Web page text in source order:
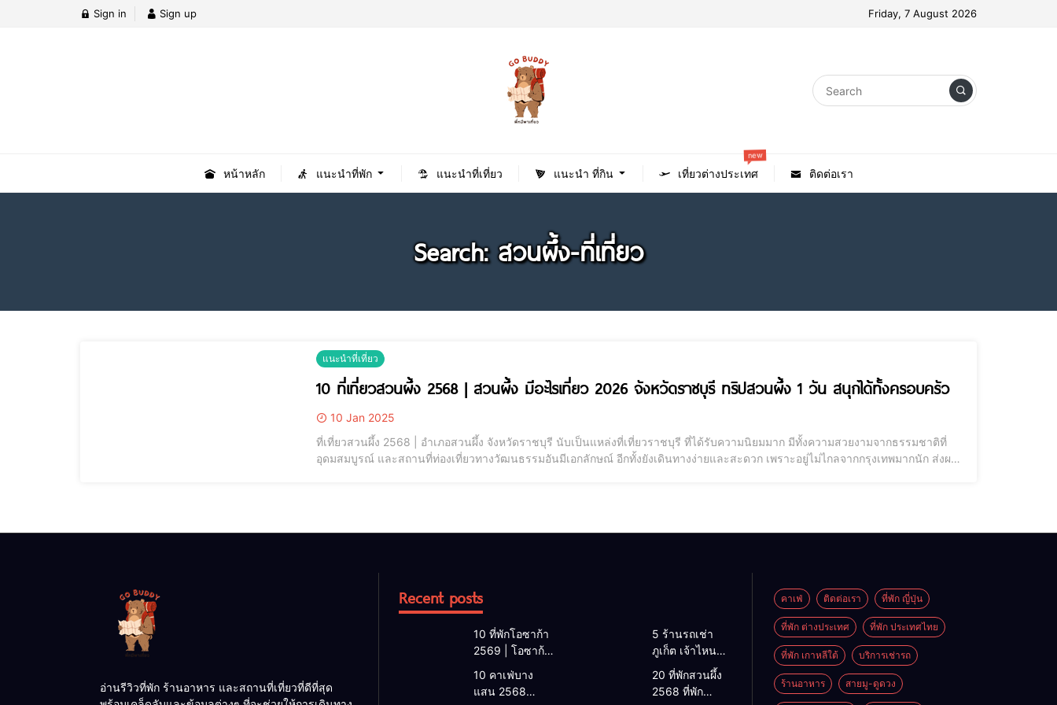
Sign in Sign up Friday, 7 August 2026
หน้าหลัก แนะนำที่พัก แนะนำที่เที่ยว แนะนำ ที่กิน เที่ยวต่างประเทศ
new
ติดต่อเรา
Search: สวนผึ้ง-ที่เที่ยว
แนะนำที่เที่ยว
10 ที่เที่ยวสวนผึ้ง 2568 | สวนผึ้ง มีอะไรเที่ยว 2026 จังหวัดราชบุรี ทริปสวนผึ้ง 1 วัน สนุกได้ทั้งครอบครัว
10 Jan 2025
ที่เที่ยวสวนผึ้ง 2568 | อำเภอสวนผึ้ง จังหวัดราชบุรี นับเป็นแหล่งที่เที่ยวราชบุรี ที่ได้รับความนิยมมาก มีทั้งความสวยงามจากธรรมชาติที่
อุดมสมบูรณ์ และสถานที่ท่องเที่ยวทางวัฒนธรรมอันมีเอกลักษณ์ อีกทั้งยังเดินทางง่ายและสะดวก เพราะอยู่ไม่ไกลจากกรุงเทพมากนัก ส่งผล
อ่านรีวิวที่พัก ร้านอาหาร และสถานที่เที่ยวที่ดีที่สุด
Recent posts
10 ที่พักโอซาก้า
2569 | โอซาก้า
โรงแรมโอซาก้า
ใกล้สถานีรถไฟ
5 ร้านรถเช่า
ภูเก็ต เจ้าไหนดี
2026 | แนะนำ
เช่ารถภูเก็ต
2568 รับรถ
10 คาเฟ่บาง
แสน 2568
20 ที่พักสวนผึ้ง
2568 ที่พัก
คาเฟ่ ติดต่อเรา ที่พัก ญี่ปุ่น
ที่พัก ต่างประเทศ ที่พัก ประเทศไทย
ที่พัก เกาหลีใต้ บริการเช่ารถ
ร้านอาหาร สายมู-ดูดวง